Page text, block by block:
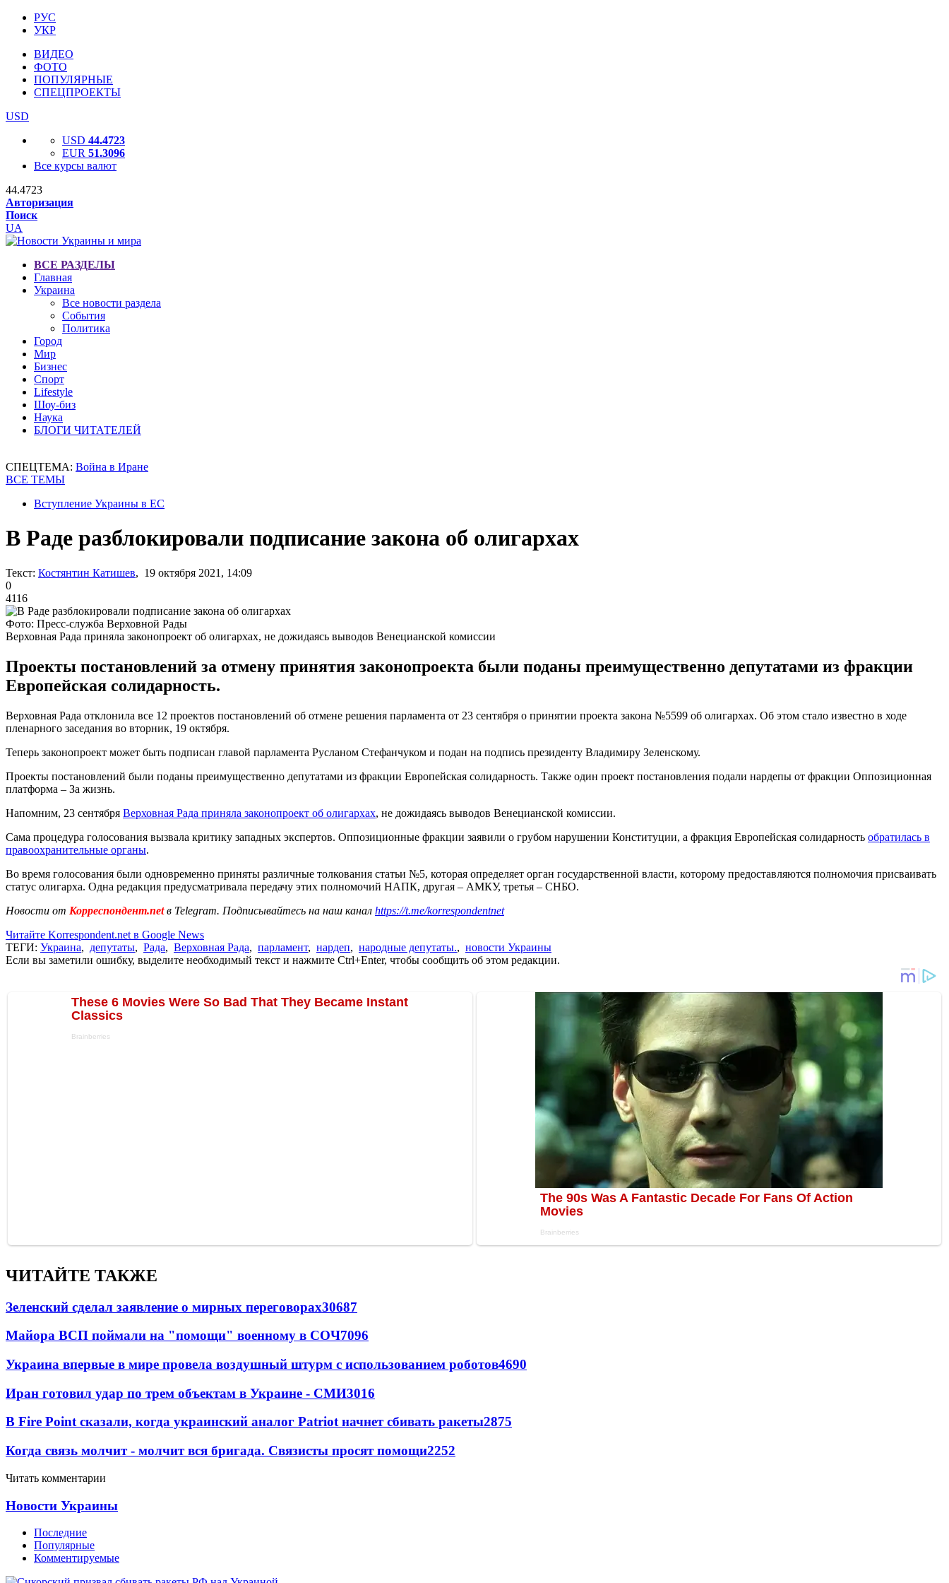
РУС
УКР
ВИДЕО
ФОТО
ПОПУЛЯРНЫЕ
СПЕЦПРОЕКТЫ
USD
USD 44.4723
EUR 51.3096
Все курсы валют
44.4723
Авторизация
Поиск
UA
ВСЕ РАЗДЕЛЫ
Главная
Украина
Все новости раздела
События
Политика
Город
Мир
Бизнес
Спорт
Lifestyle
Шоу-биз
Наука
БЛОГИ ЧИТАТЕЛЕЙ
СПЕЦТЕМА: Война в Иране
ВСЕ ТЕМЫ
Вступление Украины в ЕС
В Раде разблокировали подписание закона об олигархах
Текст: Костянтин Катишев, 19 октября 2021, 14:09
0
4116
Фото: Пресс-служба Верховной Рады
Верховная Рада приняла законопроект об олигархах, не дожидаясь выводов Венецианской комиссии
Проекты постановлений за отмену принятия законопроекта были поданы преимущественно депутатами из фракции
Европейская солидарность.
Верховная Рада отклонила все 12 проектов постановлений об отмене решения парламента от 23 сентября о принятии проекта закона №5599 об олигархах. Об этом стало известно в ходе
пленарного заседания во вторник, 19 октября.
Теперь законопроект может быть подписан главой парламента Русланом Стефанчуком и подан на подпись президенту Владимиру Зеленскому.
Проекты постановлений были поданы преимущественно депутатами из фракции Европейская солидарность. Также один проект постановления подали нардепы от фракции Оппозиционная
платформа – За жизнь.
Напомним, 23 сентября Верховная Рада приняла законопроект об олигархах, не дожидаясь выводов Венецианской комиссии.
Сама процедура голосования вызвала критику западных экспертов. Оппозиционные фракции заявили о грубом нарушении Конституции, а фракция Европейская солидарность обратилась в
правоохранительные органы.
Во время голосования были одновременно приняты различные толкования статьи №5, которая определяет орган государственной власти, которому предоставляются полномочия присваивать
статус олигарха. Одна редакция предусматривала передачу этих полномочий НАПК, другая – АМКУ, третья – СНБО.
Новости от Корреспондент.netв Telegram. Подписывайтесь на наш канал https://t.me/korrespondentnet
Читайте Korrespondent.net в Google News
ТЕГИ: Украина, депутаты, Рада, Верховная Рада, парламент, нардеп, народные депутаты., новости Украины
Если вы заметили ошибку, выделите необходимый текст и нажмите Ctrl+Enter, чтобы сообщить об этом редакции.
ЧИТАЙТЕ ТАКЖЕ
Зеленский сделал заявление о мирных переговорах30687
Майора ВСП поймали на "помощи" военному в СОЧ7096
Украина впервые в мире провела воздушный штурм с использованием роботов4690
Иран готовил удар по трем объектам в Украине - СМИ3016
В Fire Point сказали, когда украинский аналог Patriot начнет сбивать ракеты2875
Когда связь молчит - молчит вся бригада. Связисты просят помощи2252
Читать комментарии
Новости Украины
Последние
Популярные
Комментируемые